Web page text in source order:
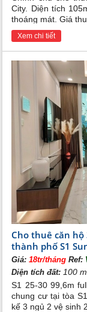
City. Diện tích
thoáng mát. Giá
Xem chi tiết
Cho thuê căn
thành phố S1
Giá:18tr/thángRef:
Diện tích đất: 100
S1 25-30 99,6m
chung cư tại tòa
kế 3 ngủ 2 vệ sinh